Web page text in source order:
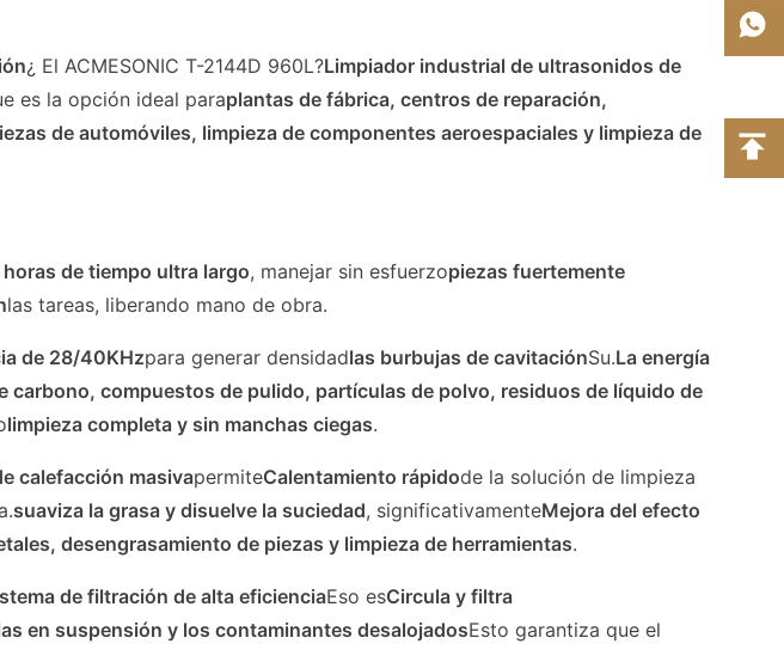
¿ El ACMESONIC T-2144D 960L?Limpiador industrial de ultrasonidos de
es la opción ideal paraplantas de fábrica, centros de reparación,
de automóviles, limpieza de componentes aeroespaciales y limpieza de
de tiempo ultra largo, manejar sin esfuerzopiezas fuertemente
las tareas, liberando mano de obra.
de 28/40KHzpara generar densidadlas burbujas de cavitaciónSu.La energía
carbono, compuestos de pulido, partículas de polvo, residuos de líquido de
limpieza completa y sin manchas ciegas.
calefacción masivapermiteCalentamiento rápidode la solución de limpieza
suaviza la grasa y disuelve la suciedad, significativamenteMejora del efecto
desengrasamiento de piezas y limpieza de herramientas.
de filtración de alta eficienciaEso esCircula y filtra
en suspensión y los contaminantes desalojadosEsto garantiza que el